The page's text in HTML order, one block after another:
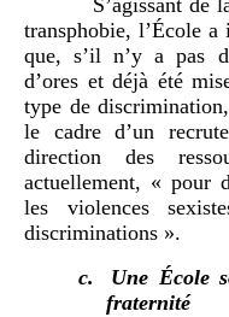
S’agissant de
transphobie, l’École
que, s’il n’y a pas
d’ores et déjà été
type de
le cadre d’un
direction des
actuellement, « pour
les violences
discriminations ».
c.
Une École
fraternité